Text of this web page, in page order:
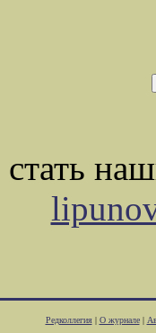
Редколлегия| О журнале|